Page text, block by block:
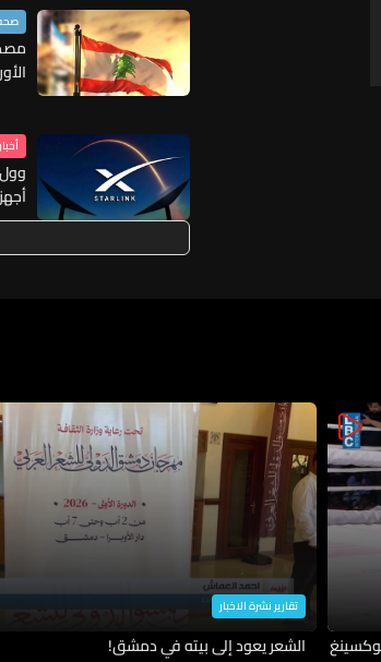
تقارير نشرة الاخبار
الشعر يعود إلى بيته في دمشق!